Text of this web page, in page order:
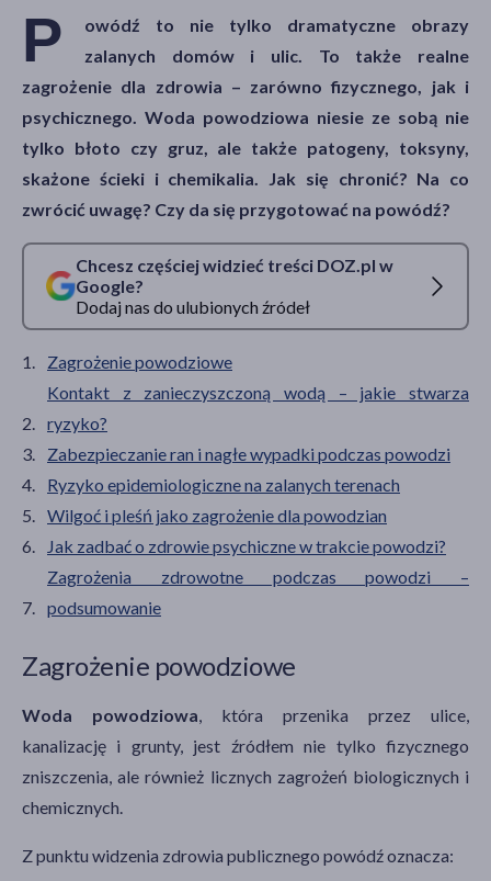
Hit
P
owódź to nie tylko dramatyczne obrazy
zalanych domów i ulic. To także realne
zagrożenie dla zdrowia – zarówno fizycznego, jak i
psychicznego. Woda powodziowa niesie ze sobą nie
tylko błoto czy gruz, ale także patogeny, toksyny,
skażone ścieki i chemikalia. Jak się chronić? Na co
zwrócić uwagę? Czy da się przygotować na powódź?
Chcesz częściej widzieć treści DOZ.pl w
Google?
Dodaj nas do ulubionych źródeł
Zagrożenie powodziowe
Kontakt z zanieczyszczoną wodą – jakie stwarza
ryzyko?
Zabezpieczanie ran i nagłe wypadki podczas powodzi
Ryzyko epidemiologiczne na zalanych terenach
Wilgoć i pleśń jako zagrożenie dla powodzian
Jak zadbać o zdrowie psychiczne w trakcie powodzi?
Zagrożenia zdrowotne podczas powodzi –
podsumowanie
Zagrożenie powodziowe
Woda powodziowa , która przenika przez ulice,
kanalizację i grunty, jest źródłem nie tylko fizycznego
zniszczenia, ale również licznych zagrożeń biologicznych i
chemicznych.
Z punktu widzenia zdrowia publicznego powódź oznacza: